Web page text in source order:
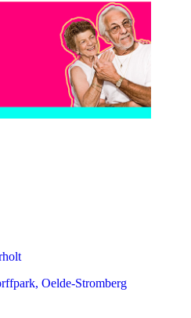
Oelde-Stromberg